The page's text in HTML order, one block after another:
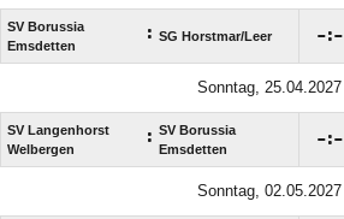
SV Borussia
Emsdetten
: SG Horstmar/​Leer :
Sonntag, 25.04.2027
SV Langenhorst
Welbergen
: SV Borussia
Emsdetten
:
Sonntag, 02.05.2027